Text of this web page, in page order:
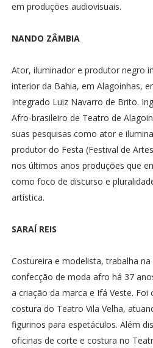
em produções audiovisuais.
NANDO ZÂMBIA
Ator, iluminador e produtor negro
interior da Bahia, em Alagoinhas,
Integrado Luiz Navarro de Brito.
Afro-brasileiro de Teatro de
suas pesquisas como ator e
produtor do Festa (Festival de
nos últimos anos produções que
como foco de discurso e
artística.
SARAÍ REIS
Costureira e modelista, trabalha
confecção de moda afro há 37
a criação da marca e Ifá Veste.
costura do Teatro Vila Velha,
figurinos para espetáculos. Além
oficinas de corte e costura no